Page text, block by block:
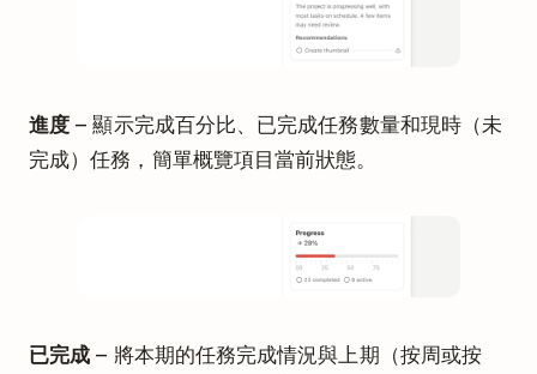
進度 – 顯示完成百分比、已完成任務數量和現時（未
完成）任務，簡單概覽項目當前狀態。
已完成 – 將本期的任務完成情況與上期（按周或按